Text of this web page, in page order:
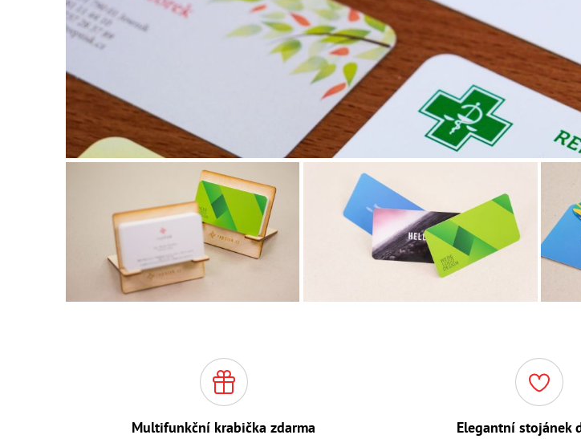
Multifunkční krabička zdarma Elegantní stojánek